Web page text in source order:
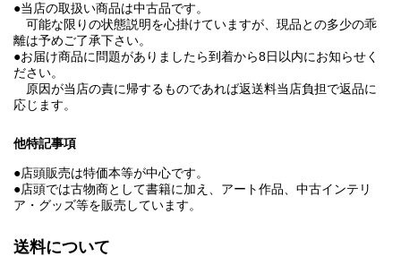
●当店の取扱い商品は中古品です。
可能な限りの状態説明を心掛けていますが、現品との多少の乖
離は予めご了承下さい。
●お届け商品に問題がありましたら到着から8日以内にお知らせく
ださい。
原因が当店の責に帰するものであれば返送料当店負担で返品に
応じます。
他特記事項
●店頭販売は特価本等が中心です。
●店頭では古物商として書籍に加え、アート作品、中古インテリ
ア・グッズ等を販売しています。
送料について